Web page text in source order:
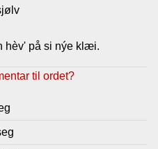
hèv' på si nýe klæi.
til ordet?